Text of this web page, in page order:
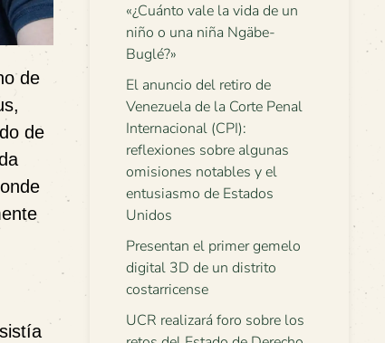
de
,
de
«¿Cuánto vale la vida de un
niño o una niña Ngäbe-
Buglé?»
El anuncio del retiro de
Venezuela de la Corte Penal
Internacional (CPI):
reflexiones sobre algunas
omisiones notables y el
entusiasmo de Estados
Unidos
Presentan el primer gemelo
digital 3D de un distrito
costarricense
UCR realizará foro sobre los